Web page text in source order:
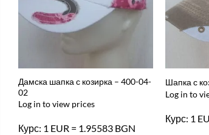
Дамска шапка с козирка – 400-04-
02
Log in to view prices
Курс: 1 EUR = 1.95583 BGN
Шапка с
Log in to
Курс: 1